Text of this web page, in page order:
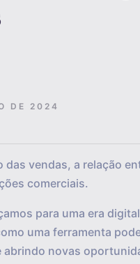
DE 2024
das vendas, a relação
comerciais.
para uma era
uma ferramenta
abrindo novas